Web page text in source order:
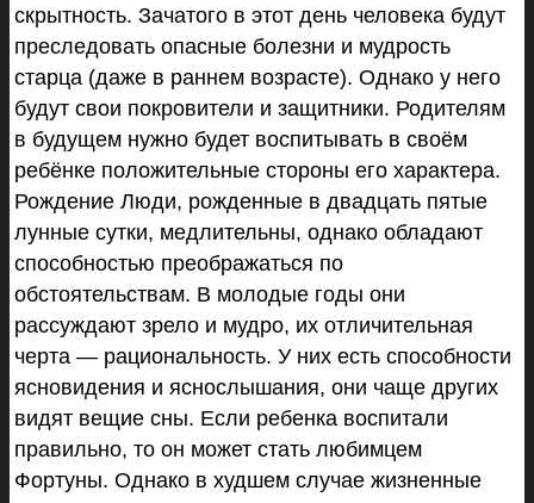
скрытность. Зачатого в этот день человека будут
преследовать опасные болезни и мудрость
старца (даже в раннем возрасте). Однако у него
будут свои покровители и защитники. Родителям
в будущем нужно будет воспитывать в своём
ребёнке положительные стороны его характера.
Рождение Люди, рожденные в двадцать пятые
лунные сутки, медлительны, однако обладают
способностью преображаться по
обстоятельствам. В молодые годы они
рассуждают зрело и мудро, их отличительная
черта — рациональность. У них есть способности
ясновидения и яснослышания, они чаще других
видят вещие сны. Если ребенка воспитали
правильно, то он может стать любимцем
Фортуны. Однако в худшем случае жизненные